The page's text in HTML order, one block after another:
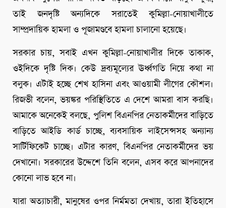
তাই জনদৃষ্টি অন্যদিকে সরাতেই কুমিল্লা-নোয়াখালীতে
সাম্প্রদায়িক হামলা ও পূজামণ্ডবে হামলা চালানো হয়েছে।
সরকার চায়, সবাই এখন কুমিল্লা-নোয়াখালীর দিকে তাকাক,
ওইদিকে দৃষ্টি দিক। কেউ দ্রব্যমূল্যের ঊর্ধ্বগতি নিয়ে কথা না
বলুক। এটাই হচ্ছে শেখ হাসিনা এবং আওয়ামী লীগের কৌশল।
রিজভী বলেন, ভয়ঙ্কর পরিস্থিতিতে এ দেশে আমরা বাস করছি।
আমাকে অনেকেই বলছে, পুলিশ বিএনপির নেতাকর্মীদের বাড়িতে
বাড়িতে আইডি কার্ড চাচ্ছে, ব্যবসায়িক লাইসেন্সসহ অন্যান্য
সার্টিফিকেট চাচ্ছে। এটার কারণ, বিএনপির নেতাকর্মীদের ভয়
দেখানো। সরকারের উদ্দেশে তিনি বলেন, এসব করে আপনাদের
কোনো লাভ হবে না।
যারা অত্যাচারী, মানুষের ওপর নির্মমতা দেখায়, তারা ইতিহাসে